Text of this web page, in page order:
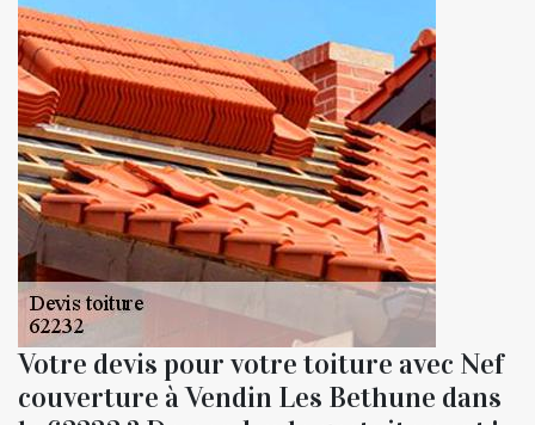
Votre devis pour votre toiture avec Nef
couverture à Vendin Les Bethune dans